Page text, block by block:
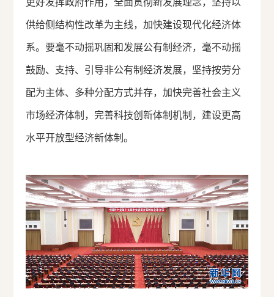
供给侧结构性改革为主线，加快建设现代化经济体
系。要毫不动摇巩固和发展公有制经济，毫不动摇
鼓励、支持、引导非公有制经济发展，坚持按劳分
配为主体、多种分配方式并存，加快完善社会主义
市场经济体制，完善科技创新体制机制，建设更高
水平开放型经济新体制。